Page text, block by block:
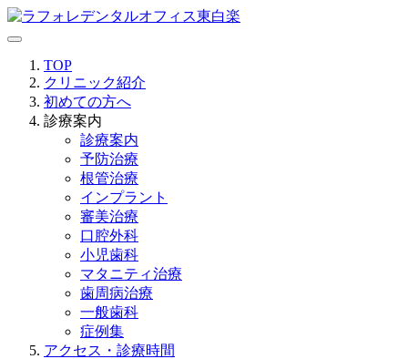
TOP
クリニック紹介
初めての方へ
診療案内
診療案内
予防治療
根管治療
インプラント
審美治療
口腔外科
小児歯科
マタニティ治療
歯周病治療
一般歯科
症例集
アクセス・診療時間